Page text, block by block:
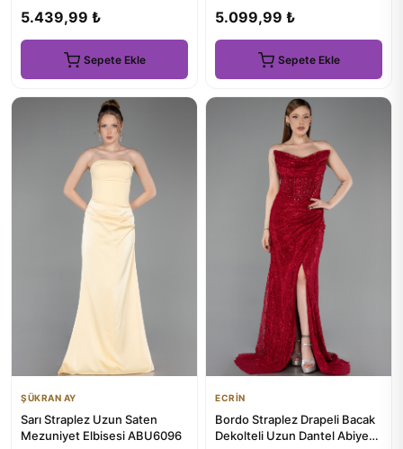
5.439,99 ₺
Sepete Ekle
5.099,99 ₺
Sepete Ekle
ŞÜKRAN AY
Sarı Straplez Uzun Saten
Mezuniyet Elbisesi ABU6096
ECRİN
Bordo Straplez Drapeli Bacak
Dekolteli Uzun Dantel Abiye